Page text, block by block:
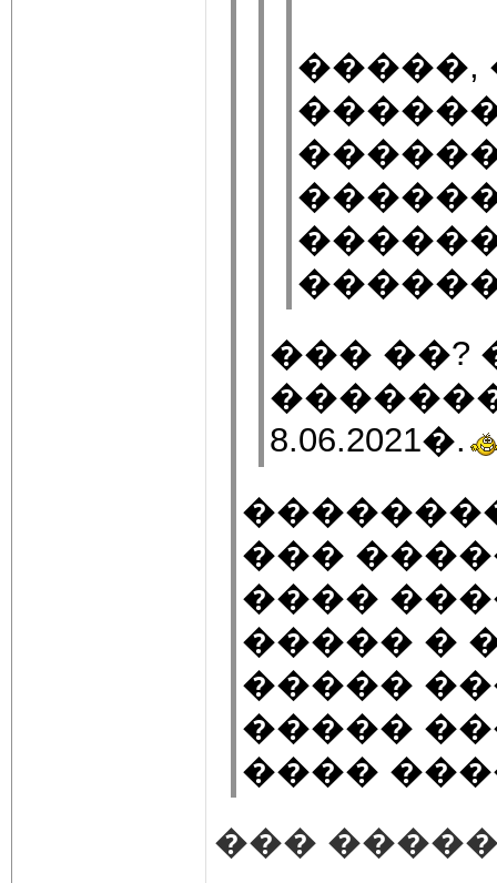
�����,
��� ��?
8.06.2021�.
���
����
����� �
�����
�����
����
���